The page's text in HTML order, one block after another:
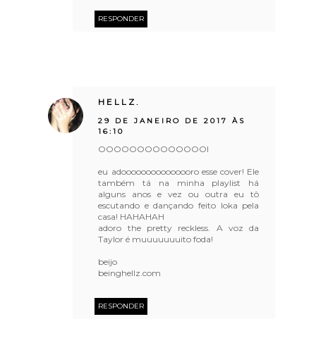
RESPONDER
HELLZ.
29 DE JANEIRO DE 2017 ÀS
16:10
OOOOOOOOOOOOOOI
eu adooooooooooooooro esse cover! Ele
também tá na minha playlist há
alguns anos e vez ou outra eu tô
escutando e dançando feito loka pela
casa! HAHAHAH
adoro the pretty reckless. A voz da
Taylor é muuuuuuuito foda!
beijo
beinghellz.com
RESPONDER